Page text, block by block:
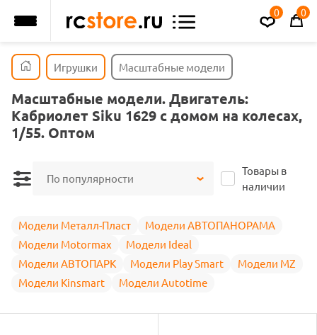
0 0
Игрушки Масштабные модели
Масштабные модели. Двигатель:
Кабриолет Siku 1629 с домом на колесах,
1/55. Оптом
По популярности
Товары в
наличии
Модели Металл-Пласт
Модели АВТОПАНОРАМА
Модели Motormax
Модели Ideal
Модели АВТОПАРК
Модели Play Smart
Модели MZ
Модели Kinsmart
Модели Autotime